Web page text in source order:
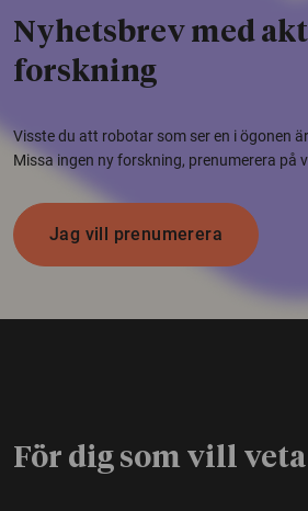
Nyhetsbrev med
forskning
Visste du att robotar som ser en i ögonen
Missa ingen ny forskning, prenumerera på
Jag vill prenumerera
För dig som vill veta